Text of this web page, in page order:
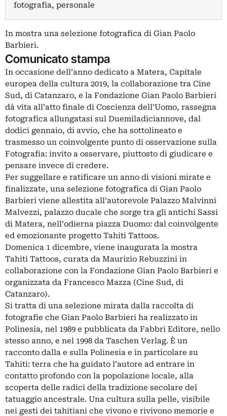
fotografia, personale
In mostra una selezione fotografica di Gian Paolo
Barbieri.
Comunicato stampa
In occasione dell’anno dedicato a Matera, Capitale
europea della cultura 2019, la collaborazione tra Cine
Sud, di Catanzaro, e la Fondazione Gian Paolo Barbieri
dà vita all’atto finale di Coscienza dell’Uomo, rassegna
fotografica allungatasi sul Duemiladiciannove, dal
dodici gennaio, di avvio, che ha sottolineato e
trasmesso un coinvolgente punto di osservazione sulla
Fotografia: invito a osservare, piuttosto di giudicare e
pensare invece di credere.
Per suggellare e ratificare un anno di visioni mirate e
finalizzate, una selezione fotografica di Gian Paolo
Barbieri viene allestita all’autorevole Palazzo Malvinni
Malvezzi, palazzo ducale che sorge tra gli antichi Sassi
di Matera, nell’odierna piazza Duomo: dal coinvolgente
ed emozionante progetto Tahiti Tattoos.
Domenica 1 dicembre, viene inaugurata la mostra
Tahiti Tattoos, curata da Maurizio Rebuzzini in
collaborazione con la Fondazione Gian Paolo Barbieri e
organizzata da Francesco Mazza (Cine Sud, di
Catanzaro).
Si tratta di una selezione mirata dalla raccolta di
fotografie che Gian Paolo Barbieri ha realizzato in
Polinesia, nel 1989 e pubblicata da Fabbri Editore, nello
stesso anno, e nel 1998 da Taschen Verlag. È un
racconto dalla e sulla Polinesia e in particolare su
Tahiti: terra che ha guidato l’autore ad entrare in
contatto profondo con la popolazione locale, alla
scoperta delle radici della tradizione secolare del
tatuaggio ancestrale. Una cultura sulla pelle, visibile
nei gesti dei tahitiani che vivono e rivivono memorie e